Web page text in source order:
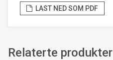
LAST NED SOM PDF
Relaterte produkter